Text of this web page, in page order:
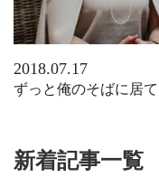
2018.07.17
ずっと俺のそばに居
新着記事一覧